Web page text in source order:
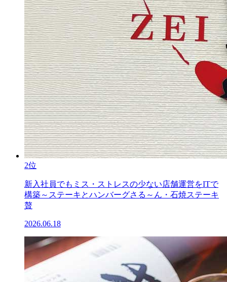
2位
新入社員でもミス・ストレスの少ない店舗運営をITで
構築～ステーキとハンバーグさる～ん・石焼ステーキ
贅
2026.06.18